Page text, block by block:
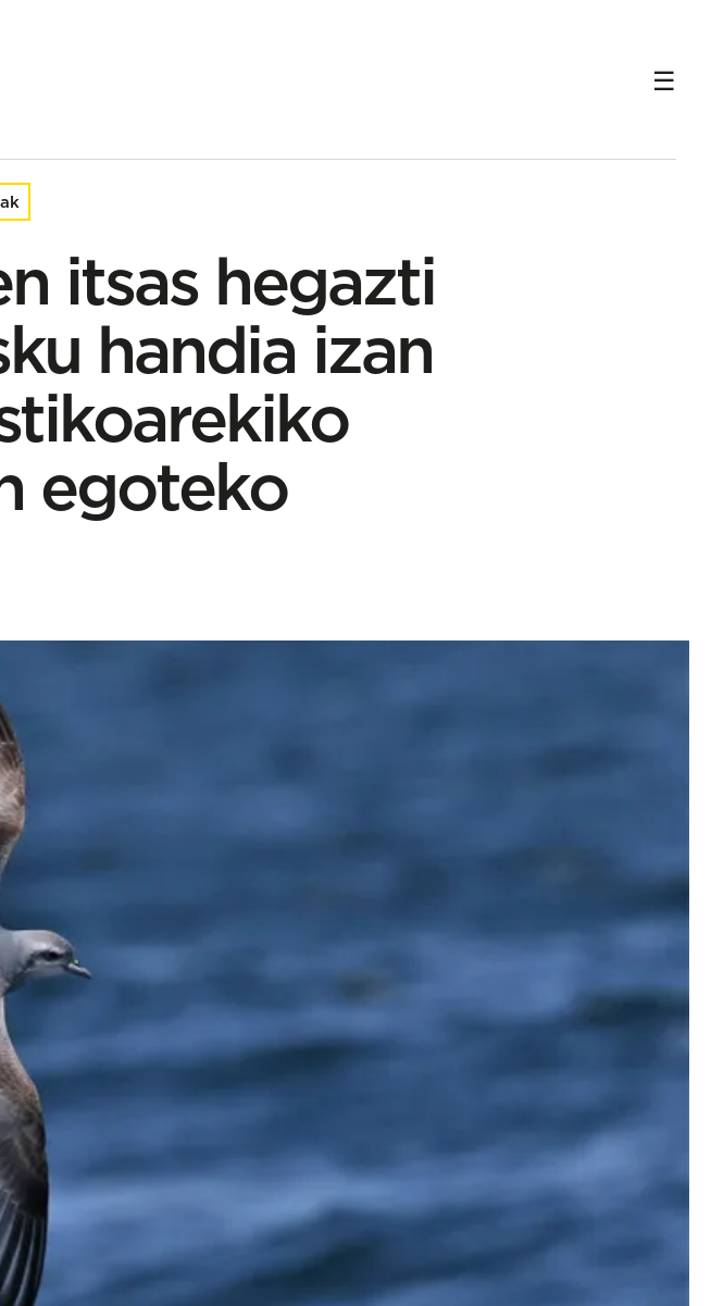
esposizioan egoteko
itsas hegazti
handia izan
egoteko